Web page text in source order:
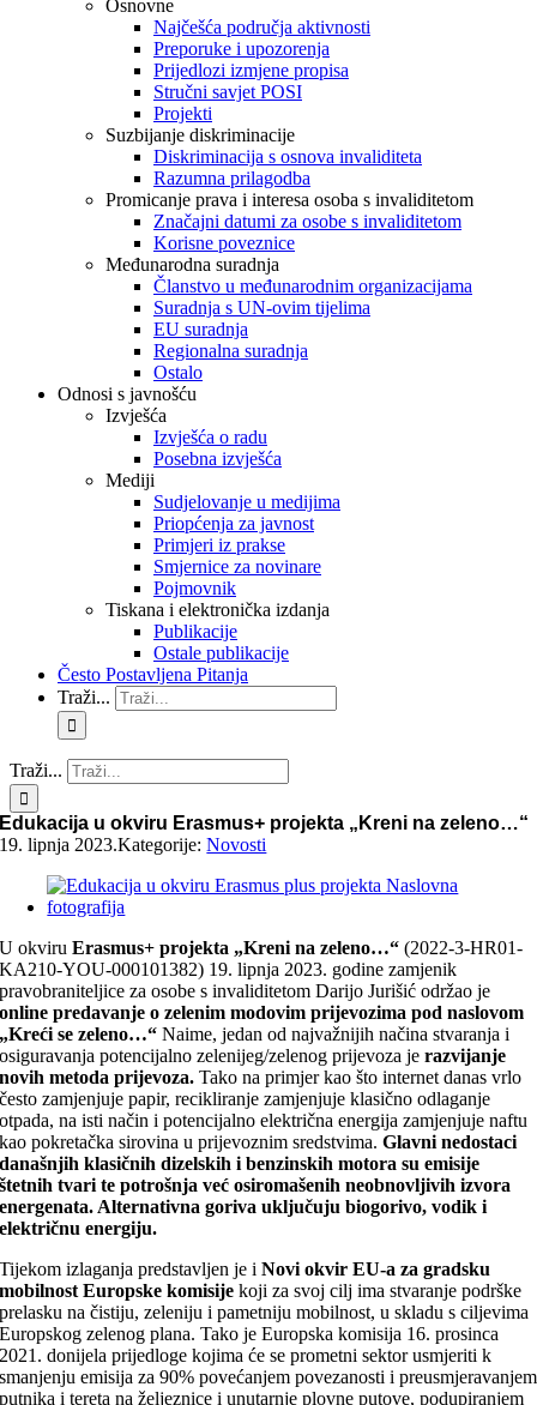
Osnovne
Najčešća područja aktivnosti
Preporuke i upozorenja
Prijedlozi izmjene propisa
Stručni savjet POSI
Projekti
Suzbijanje diskriminacije
Diskriminacija s osnova invaliditeta
Razumna prilagodba
Promicanje prava i interesa osoba s invaliditetom
Značajni datumi za osobe s invaliditetom
Korisne poveznice
Međunarodna suradnja
Članstvo u međunarodnim organizacijama
Suradnja s UN-ovim tijelima
EU suradnja
Regionalna suradnja
Ostalo
Odnosi s javnošću
Izvješća
Izvješća o radu
Posebna izvješća
Mediji
Sudjelovanje u medijima
Priopćenja za javnost
Primjeri iz prakse
Smjernice za novinare
Pojmovnik
Tiskana i elektronička izdanja
Publikacije
Ostale publikacije
Često Postavljena Pitanja
Traži...
Traži...
Edukacija u okviru Erasmus+ projekta „Kreni na zeleno…“
19. lipnja 2023.Kategorije:Novosti
U okviruErasmus+ projekta „Kreni na zeleno…“ (2022-3-HR01-
KA210-YOU-000101382) 19. lipnja 2023. godine zamjenik
pravobraniteljice za osobe s invaliditetom Darijo Jurišić održao je
online predavanje o zelenim modovim prijevozima pod naslovom
„Kreći se zeleno…“ Naime, jedan od najvažnijih načina stvaranja i
osiguravanja potencijalno zelenijeg/zelenog prijevoza jerazvijanje
novih metoda prijevoza.Tako na primjer kao što internet danas vrlo
često zamjenjuje papir, recikliranje zamjenjuje klasično odlaganje
otpada, na isti način i potencijalno električna energija zamjenjuje naftu
kao pokretačka sirovina u prijevoznim sredstvima.Glavni nedostaci
današnjih klasičnih dizelskih i benzinskih motora su emisije
štetnih tvari te potrošnja već osiromašenih neobnovljivih izvora
energenata. Alternativna goriva uključuju biogorivo, vodik i
električnu energiju.
Tijekom izlaganja predstavljen je iNovi okvir EU-a za gradsku
mobilnost Europske komisije koji za svoj cilj ima stvaranje podrške
prelasku na čistiju, zeleniju i pametniju mobilnost, u skladu s ciljevima
Europskog zelenog plana. Tako je Europska komisija 16. prosinca
2021. donijela prijedloge kojima će se prometni sektor usmjeriti k
smanjenju emisija za 90% povećanjem povezanosti i preusmjeravanjem
putnika i tereta na željeznice i unutarnje plovne putove, podupiranjem